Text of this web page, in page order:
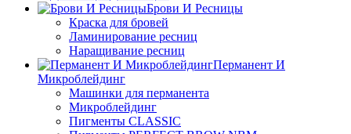
Брови И Ресницы
Краска для бровей
Ламинирование ресниц
Наращивание ресниц
Перманент И
Микроблейдинг
Машинки для перманента
Микроблейдинг
Пигменты CLASSIC